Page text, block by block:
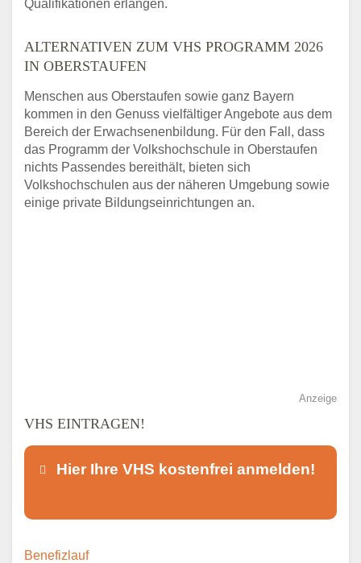
Qualifikationen erlangen.
ALTERNATIVEN ZUM VHS PROGRAMM 2026
IN OBERSTAUFEN
Menschen aus Oberstaufen sowie ganz Bayern
kommen in den Genuss vielfältiger Angebote aus dem
Bereich der Erwachsenenbildung. Für den Fall, dass
das Programm der Volkshochschule in Oberstaufen
nichts Passendes bereithält, bieten sich
Volkshochschulen aus der näheren Umgebung sowie
einige private Bildungseinrichtungen an.
Anzeige
VHS EINTRAGEN!
Hier Ihre VHS kostenfrei anmelden!
Dieser Teil dient lediglich zur
Benefizlauf